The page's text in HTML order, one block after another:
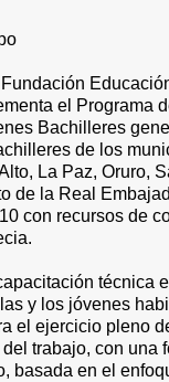
el Programa
Bachilleres
de los
La Paz, Oruro,
de la Real
con recursos de
técnica
y los jóvenes
el ejercicio pleno
trabajo, con una
basada en el